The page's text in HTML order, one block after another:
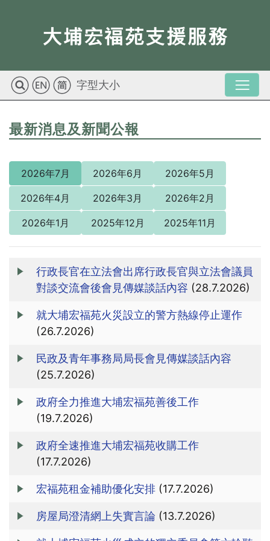
字型大小
最新消息及新聞公報
2026年7月 2026年6月 2026年5月
2026年4月 2026年3月 2026年2月
2026年1月 2025年12月 2025年11月
行政長官在立法會出席行政長官與立法會議員
對談交流會後會見傳媒談話內容 (28.7.2026)
就大埔宏福苑火災設立的警方熱線停止運作
(26.7.2026)
民政及青年事務局局長會見傳媒談話內容
(25.7.2026)
政府全力推進大埔宏福苑善後工作
(19.7.2026)
政府全速推進大埔宏福苑收購工作
(17.7.2026)
宏福苑租金補助優化安排 (17.7.2026)
房屋局澄清網上失實言論 (13.7.2026)